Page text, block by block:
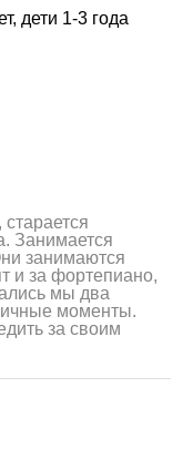
дети 1-3 года
Занимается
занимаются
и за фортепиано,
мы два
моменты.
за своим